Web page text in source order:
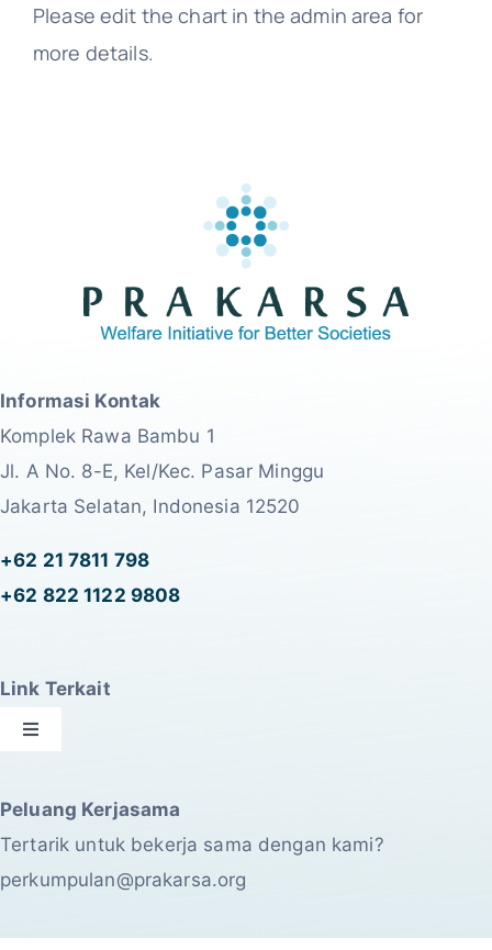
Please edit the chart in the admin area for
more details.
Informasi Kontak
Komplek Rawa Bambu 1
Jl. A No. 8-E, Kel/Kec. Pasar Minggu
Jakarta Selatan, Indonesia 12520
+62 21 7811 798
+62 822 1122 9808
Link Terkait
Toggle
Peluang Kerjasama
Tertarik untuk bekerja sama dengan kami?
perkumpulan@prakarsa.org